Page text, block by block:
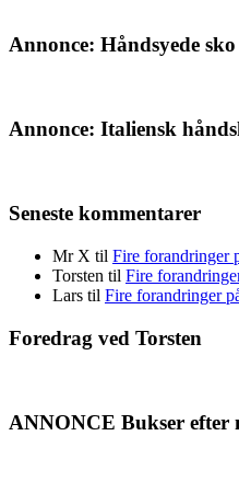
Annonce: Håndsyede
Annonce: Italiensk
Seneste kommentarer
Mr X til Fire forandringer
Torsten til Fire
Lars til Fire forandringer
Foredrag ved Torsten
ANNONCE Bukser efter